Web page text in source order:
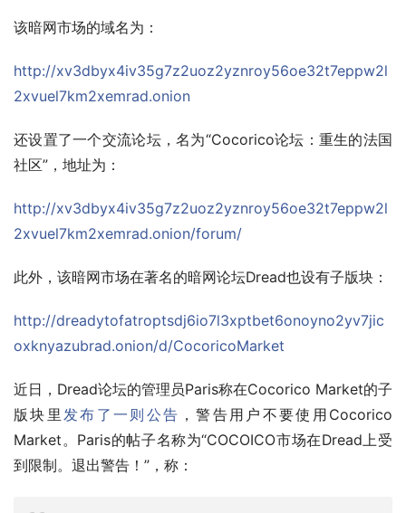
该暗网市场的域名为：
http://xv3dbyx4iv35g7z2uoz2yznroy56oe32t7eppw2l
2xvuel7km2xemrad.onion
还设置了一个交流论坛，名为“Cocorico论坛：重生的法国
社区”，地址为：
http://xv3dbyx4iv35g7z2uoz2yznroy56oe32t7eppw2l
2xvuel7km2xemrad.onion/forum/
此外，该暗网市场在著名的暗网论坛Dread也设有子版块：
http://dreadytofatroptsdj6io7l3xptbet6onoyno2yv7jic
oxknyazubrad.onion/d/CocoricoMarket
近日，Dread论坛的管理员Paris称在Cocorico Market的子
版块里 发布了一则公告 ，警告用户不要使用Cocorico
Market。Paris的帖子名称为“COCOICO市场在Dread上受
到限制。退出警告！”，称：